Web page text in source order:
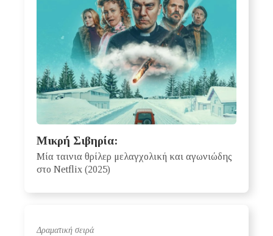
Μικρή Σιβηρία:
Μία ταινια θρίλερ μελαγχολική και αγωνιώδης
στο Netflix (2025)
Δραματική σειρά